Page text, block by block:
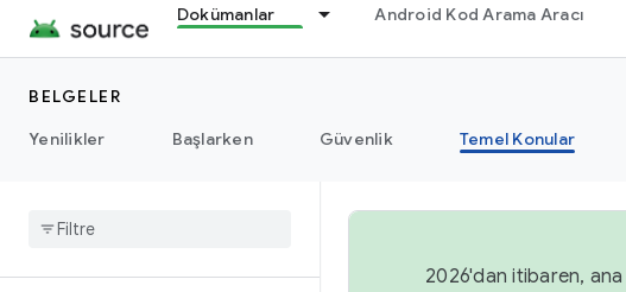
Dokümanlar Android Kod Arama Aracı
BELGELER
Yenilikler
Başlarken Güvenlik Temel Konular
2026'dan itibaren,